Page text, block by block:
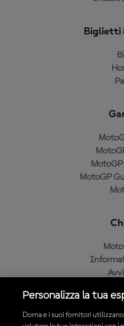
Biglietti
MotoGP
Personalizza la tua
Dorna e i suoi fornitori